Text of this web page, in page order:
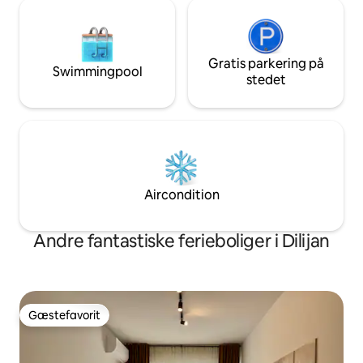
Swimmingpool
Gratis parkering på
stedet
Aircondition
Andre fantastiske ferieboliger i Dilijan
Gæstefavorit
Gæstefavorit